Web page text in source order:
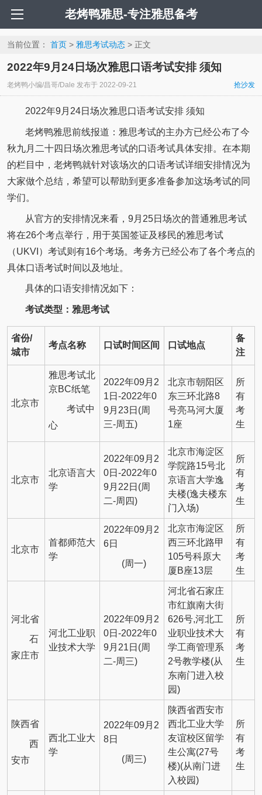
老烤鸭雅思-专注雅思备考
当前位置： 首页> 雅思考试动态> 正文
2022年9月24日场次雅思口语考试安排 须知
老烤鸭小编/昌哥/Dale 发布于 2022-09-21 抢沙发
2022年9月24日场次雅思口语考试安排 须知
老烤鸭雅思前线报道：雅思考试的主办方已经公布了今
秋九月二十四日场次雅思考试的口语考试具体安排。在本期
的栏目中，老烤鸭就针对该场次的口语考试详细安排情况为
大家做个总结，希望可以帮助到更多准备参加这场考试的同
学们。
从官方的安排情况来看，9月25日场次的普通雅思考试
将在26个考点举行，用于英国签证及移民的雅思考试
（UKVI）考试则有16个考场。考务方已经公布了各个考点的
具体口语考试时间以及地址。
具体的口语安排情况如下：
考试类型：雅思考试
省份/
城市
考点名称 口试时间区间 口试地点
备
注
北京市
雅思考试北
京BC纸笔
考试中
心
2022年09月2
1日-2022年0
9月23日(周
三-周五)
北京市朝阳区
东三环北路8
号亮马河大厦
1座
所
有
考
生
北京市
北京语言大
学
2022年09月2
0日-2022年0
9月22日(周
二-周四)
北京市海淀区
学院路15号北
京语言大学逸
夫楼(逸夫楼东
门入场)
所
有
考
生
北京市
首都师范大
学
2022年09月2
6日
(周一)
北京市海淀区
西三环北路甲
105号科原大
厦B座13层
所
有
考
生
河北省
石
家庄市
河北工业职
业技术大学
2022年09月2
0日-2022年0
9月21日(周
二-周三)
河北省石家庄
市红旗南大街
626号,河北工
业职业技术大
学工商管理系
2号教学楼(从
东南门进入校
园)
所
有
考
生
陕西省
西
安市
西北工业大
学
2022年09月2
8日
(周三)
陕西省西安市
西北工业大学
友谊校区留学
生公寓(27号
楼)(从南门进
入校园)
所
有
考
生